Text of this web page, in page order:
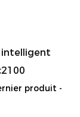
intelligent
produit -